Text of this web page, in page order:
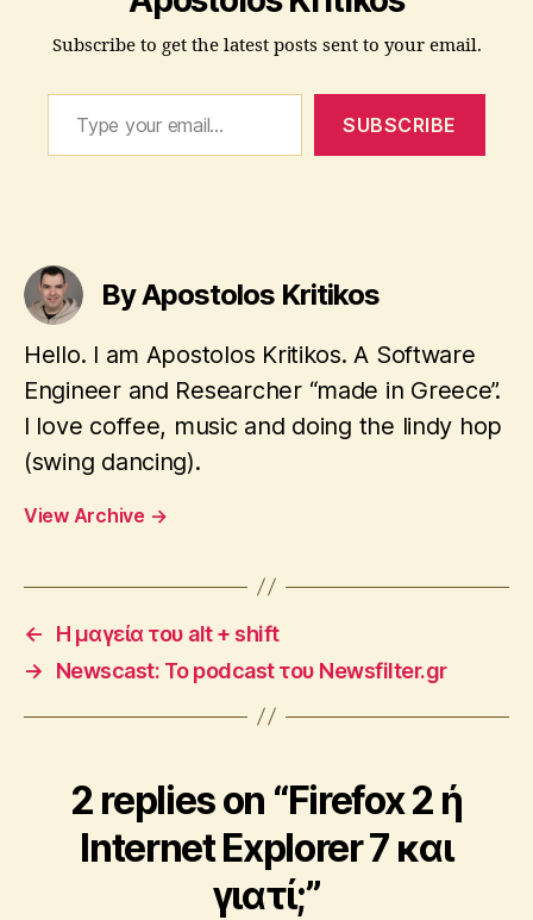
Subscribe to get the latest posts sent to your email.
Type your email…
SUBSCRIBE
n
t
e
r
e
t
e
r
r
By Apostolos Kritikos
Hello. I am Apostolos Kritikos. A Software
Engineer and Researcher “made in Greece”.
I love coffee, music and doing the lindy hop
(swing dancing).
View Archive →
←
Η μαγεία του alt + shift
→
Newscast: Το podcast του Newsfilter.gr
2 replies on “Firefox 2 ή
Internet Explorer 7 και
γιατί;”